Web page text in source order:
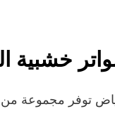
خشبية
توفر مجموعة من